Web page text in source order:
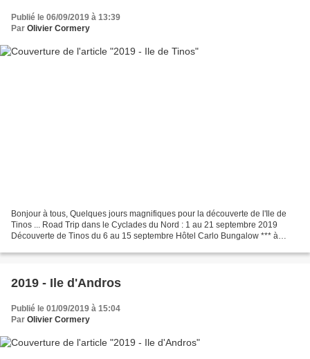
Publié le 06/09/2019 à 13:39
Par Olivier Cormery
Bonjour à tous, Quelques jours magnifiques pour la découverte de l'Ile de
Tinos ... Road Trip dans le Cyclades du Nord : 1 au 21 septembre 2019
Découverte de Tinos du 6 au 15 septembre Hôtel Carlo Bungalow *** à
2019 - Ile d'Andros
Publié le 01/09/2019 à 15:04
Par Olivier Cormery